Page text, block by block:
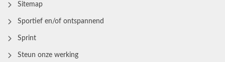
Sitemap
Sportief en/of ontspannend
Sprint
Steun onze werking